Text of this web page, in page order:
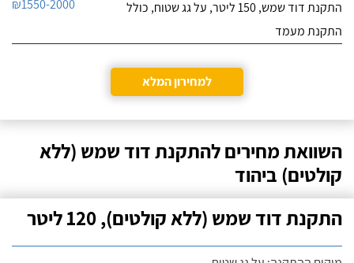
התקנת דוד שמש, 150 ליטר, על גג שטוח, כולל
התקנת מעמד
₪1550-2000
למחירון המלא
השוואת מחירים להתקנת דוד שמש (ללא
קולטים) ביהוד
התקנת דוד שמש (ללא קולטים), 120 ליטר